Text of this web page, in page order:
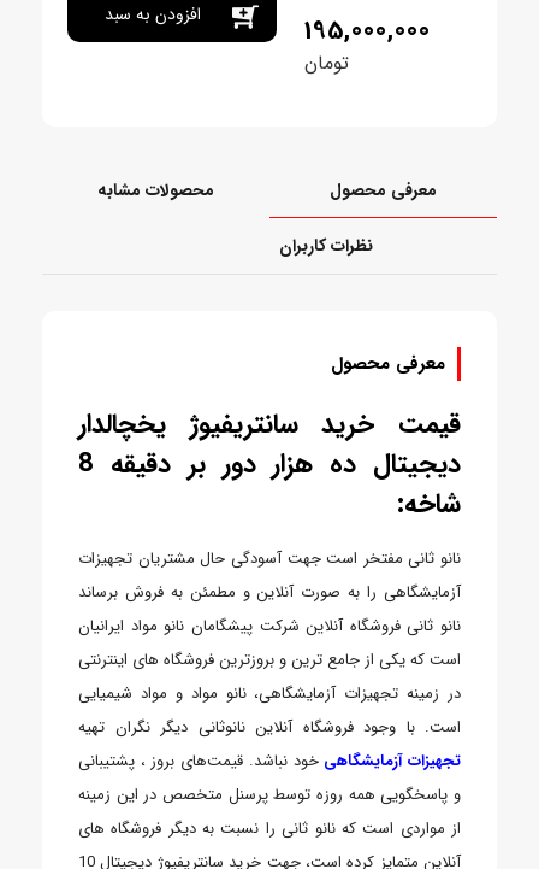
195,000,000
تومان
افزودن به سبد
معرفی محصول محصولات مشابه
نظرات کاربران
معرفی محصول
قیمت خرید سانتریفیوژ یخچالدار
دیجیتال ده هزار دور بر دقیقه 8
شاخه:
نانو ثانی مفتخر است جهت آسودگی حال مشتریان تجهیزات
آزمایشگاهی را به صورت آنلاین و مطمئن به فروش برساند
نانو ثانی فروشگاه آنلاین شرکت پیشگامان نانو مواد ایرانیان
است که یکی از جامع ترین و بروزترین فروشگاه های اینترنتی
در زمینه تجهیزات آزمایشگاهی، نانو مواد و مواد شیمیایی
است. با وجود فروشگاه آنلاین نانوثانی دیگر نگران تهیه
تجهیزات آزمایشگاهی خود نباشد. قیمت‌های بروز ، پشتیبانی
و پاسخگویی همه روزه توسط پرسنل متخصص در این زمینه
از مواردی است که نانو ثانی را نسبت به دیگر فروشگاه های
آنلاین متمایز کرده است، جهت خرید سانتریفیوژ دیجیتال 10